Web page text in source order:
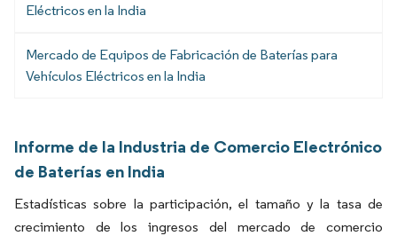
Eléctricos en la India
Mercado de Equipos de Fabricación de Baterías para
Vehículos Eléctricos en la India
Informe de la Industria de Comercio Electrónico
de Baterías en India
Estadísticas sobre la participación, el tamaño y la tasa de
crecimiento de los ingresos del mercado de comercio